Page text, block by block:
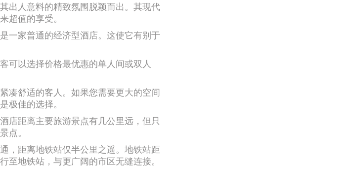
出人意料的精致氛围脱颖而出。其现代
超值的享受。
一家普通的经济型酒店。这使它有别于
可以选择价格最优惠的单人间或双人
凑舒适的客人。如果您需要更大的空间
极佳的选择。
店距离主要旅游景点有几公里远，但只
点。
，距离地铁站仅半公里之遥。地铁站距
至地铁站，与更广阔的市区无缝连接。